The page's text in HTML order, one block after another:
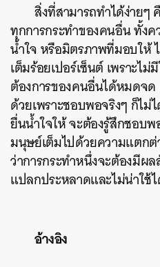
สิ่งที่สามารถทำได้ง่ายๆ
ทุกการกระทำของคนอื่น ทั้ง
น้ำใจ หรือมิตรภาพที่มอบให้
เต็มร้อยเปอร์เซ็นต์ เพราะไ
ต้องการของคนอื่นได้หมดจ
ด้วยเพราะชอบพอจริงๆ ก็ไ
ยื่นน้ำใจให้ จะต้องรู้สึกชอบพ
มนุษย์เต็มไปด้วยความแตกต่
ว่าการกระทำหนึ่งจะต้องมีผ
แปลกประหลาดและไม่น่าใช้
อ้างอิง